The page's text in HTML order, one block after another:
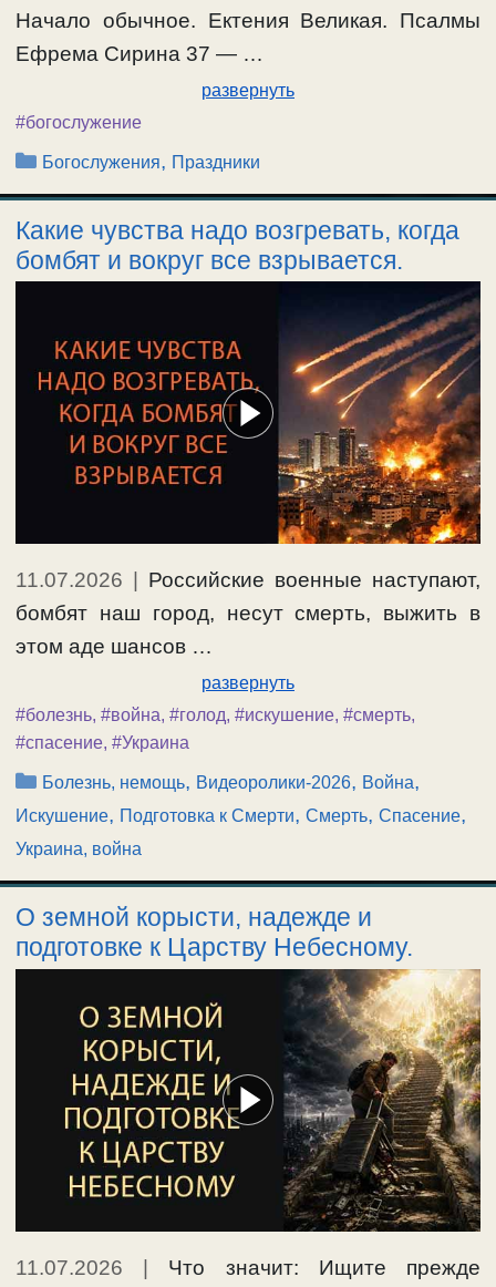
Начало обычное. Ектения Великая. Псалмы
Ефрема Сирина 37 — …
развернуть
#богослужение
Рубрики
Богослужения, Праздники
Какие чувства надо возгревать, когда
бомбят и вокруг все взрывается.
11.07.2026
Российские военные наступают,
бомбят наш город, несут смерть, выжить в
этом аде шансов …
развернуть
#болезнь, #война, #голод, #искушение, #смерть,
#спасение, #Украина
Рубрики
Болезнь, немощь, Видеоролики-2026, Война,
Искушение, Подготовка к Смерти, Смерть, Спасение,
Украина, война
О земной корысти, надежде и
подготовке к Царству Небесному.
11.07.2026
Что значит: Ищите прежде